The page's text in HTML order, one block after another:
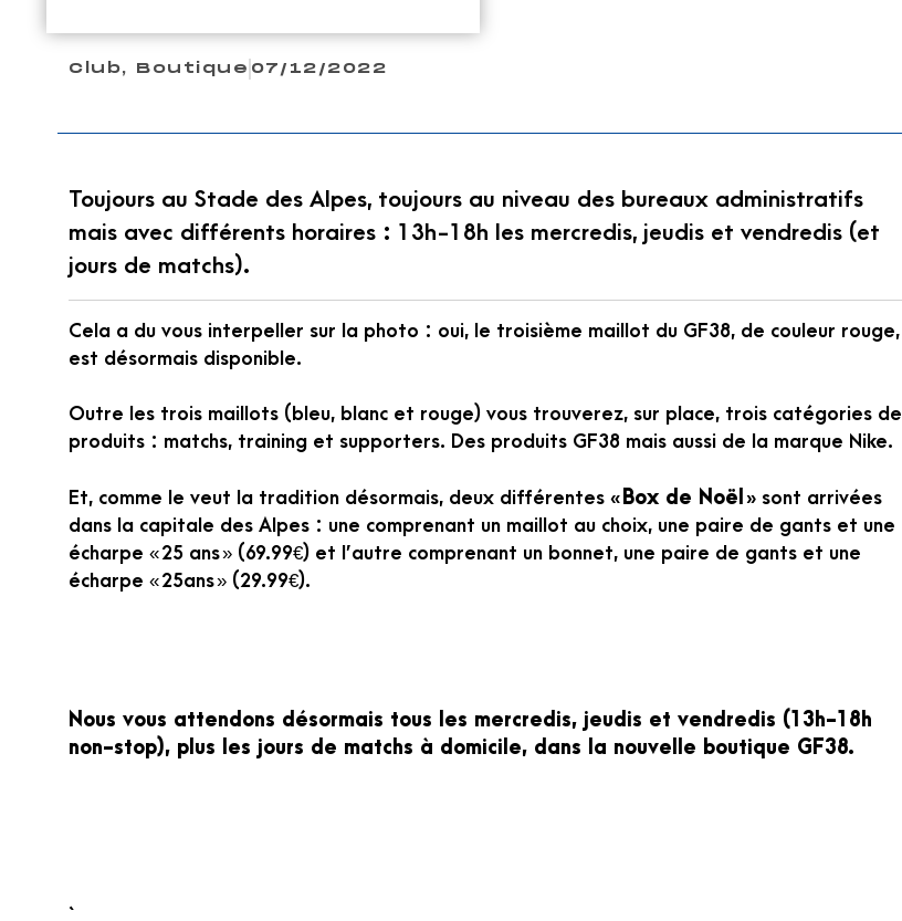
Club, Boutique 07/12/2022
Toujours au Stade des Alpes, toujours au niveau des bureaux administratifs
mais avec différents horaires : 13h-18h les mercredis, jeudis et vendredis (et
jours de matchs).
Cela a du vous interpeller sur la photo : oui, le troisième maillot du GF38, de couleur rouge,
est désormais disponible.
Outre les trois maillots (bleu, blanc et rouge) vous trouverez, sur place, trois catégories de
produits : matchs, training et supporters. Des produits GF38 mais aussi de la marque Nike.
Et, comme le veut la tradition désormais, deux différentes « Box de Noël » sont arrivées
dans la capitale des Alpes : une comprenant un maillot au choix, une paire de gants et une
écharpe « 25 ans » (69.99€) et l’autre comprenant un bonnet, une paire de gants et une
écharpe « 25ans » (29.99€).
Nous vous attendons désormais tous les mercredis, jeudis et vendredis (13h-18h
non-stop), plus les jours de matchs à domicile, dans la nouvelle boutique GF38.